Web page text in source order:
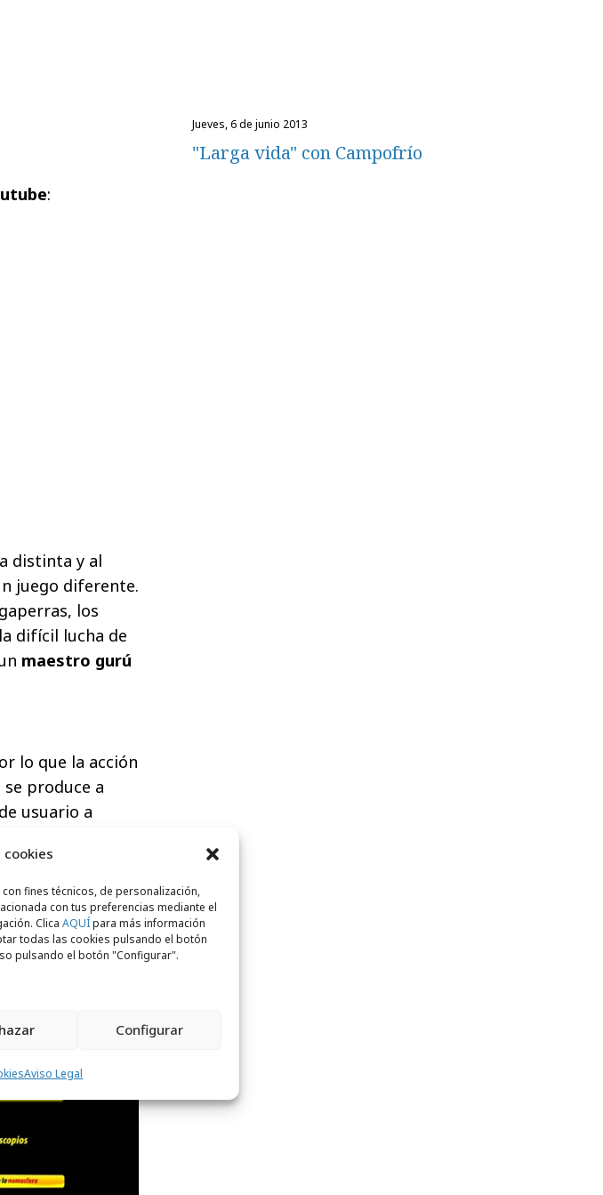
cookies
fines técnicos, de personalización,
con tus preferencias mediante el
Clica AQUÍpara más información
todas las cookies pulsando el botón
pulsando el botón "Configurar".
Configurar
Aviso Legal
:
distinta y al
juego diferente.
los
difícil lucha de
maestro gurú
lo que la acción
produce a
usuario a
jueves, 6 de junio 2013
"Larga vida" con Campofrío